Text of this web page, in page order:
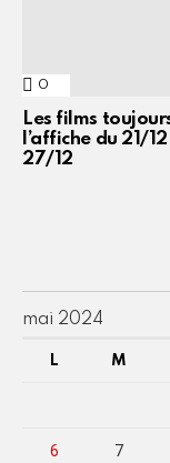
0
Les films
l’affiche du 21/
27/12
mai 2024
L M
6 7